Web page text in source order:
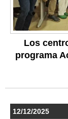
Los
programa
12/12/2025